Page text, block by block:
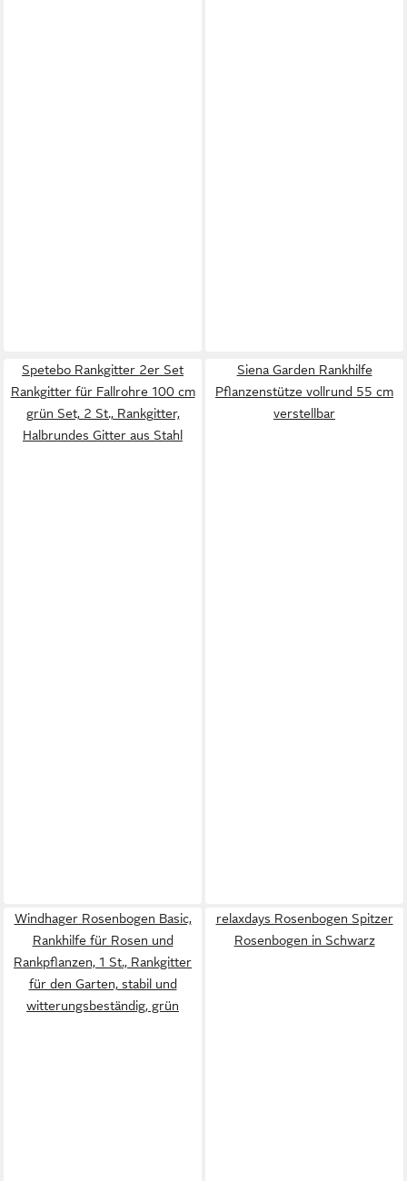
Spetebo Rankgitter 2er Set
Rankgitter für Fallrohre 100 cm
grün Set, 2 St., Rankgitter,
Halbrundes Gitter aus Stahl
Siena Garden Rankhilfe
Pflanzenstütze vollrund 55 cm
verstellbar
Windhager Rosenbogen Basic,
Rankhilfe für Rosen und
Rankpflanzen, 1 St., Rankgitter
für den Garten, stabil und
witterungsbeständig, grün
relaxdays Rosenbogen Spitzer
Rosenbogen in Schwarz